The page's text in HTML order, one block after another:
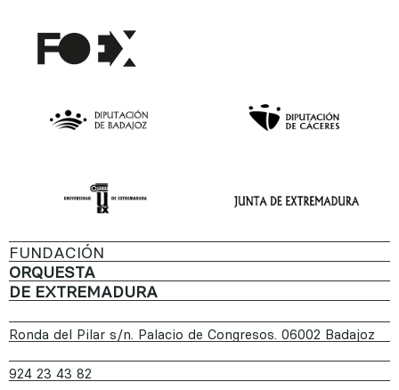
FUNDACIÓN
ORQUESTA
DE EXTREMADURA
Ronda del Pilar s/n. Palacio de Congresos. 06002 Badajoz
924 23 43 82